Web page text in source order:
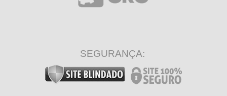
SEGURANÇA: